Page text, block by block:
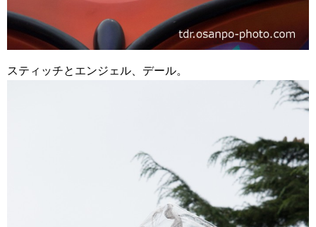
スティッチとエンジェル、デール。